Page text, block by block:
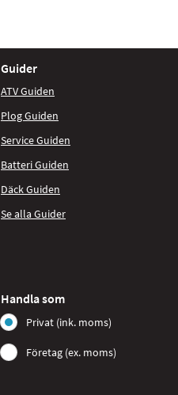
Guider
ATV Guiden
Plog Guiden
Service Guiden
Batteri Guiden
Däck Guiden
Se alla Guider
Handla som
Privat (ink. moms)
Företag (ex. moms)